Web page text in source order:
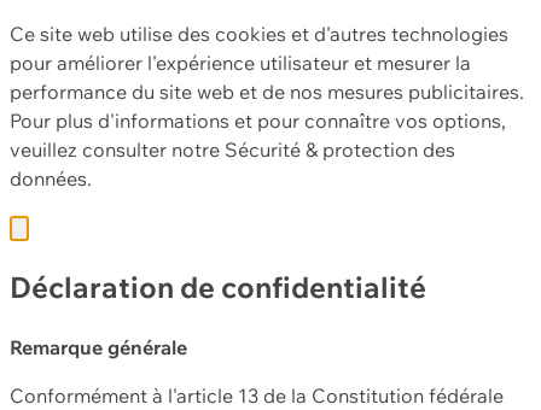
Ce site web utilise des cookies et d'autres technologies
pour améliorer l'expérience utilisateur et mesurer la
performance du site web et de nos mesures publicitaires.
Pour plus d'informations et pour connaître vos options,
veuillez consulter notre Sécurité & protection des
données.
Déclaration de confidentialité
Remarque générale
Conformément à l'article 13 de la Constitution fédérale